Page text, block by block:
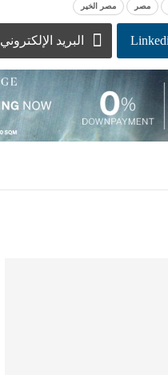
مصر مصر الخير
البريد الإلكتروني